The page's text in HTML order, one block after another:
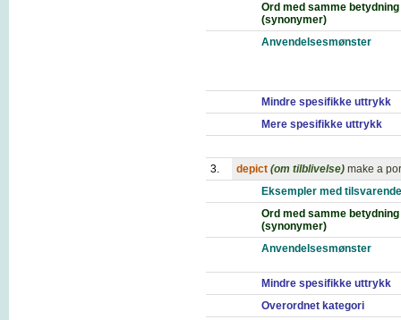
Ord med samme betydning
(synonymer)
Anvendelsesmønster
Mindre spesifikke uttrykk
Mere spesifikke uttrykk
3. depict (om tilblivelse) make a
Eksempler med
Ord med samme betydning
(synonymer)
Anvendelsesmønster
Mindre spesifikke uttrykk
Overordnet kategori